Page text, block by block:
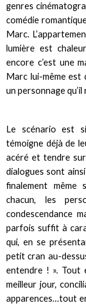
genres
comédie
Marc.
lumière est
encore c’est une
Marc lui-même est
un personnage qu’il
Le scénario est
témoigne déjà de
acéré et tendre
dialogues sont
finalement même
chacun, les
condescendance
parfois suffit à
qui, en se
petit cran au-
entendre ! ». Tout
meilleur jour,
apparences…tout